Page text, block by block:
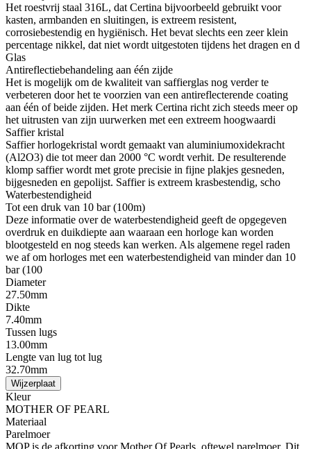
Het roestvrij staal 316L, dat Certina bijvoorbeeld gebruikt voor
kasten, armbanden en sluitingen, is extreem resistent,
corrosiebestendig en hygiënisch. Het bevat slechts een zeer klein
percentage nikkel, dat niet wordt uitgestoten tijdens het dragen en d
Glas
Antireflectiebehandeling aan één zijde
Het is mogelijk om de kwaliteit van saffierglas nog verder te
verbeteren door het te voorzien van een antireflecterende coating
aan één of beide zijden. Het merk Certina richt zich steeds meer op
het uitrusten van zijn uurwerken met een extreem hoogwaardi
Saffier kristal
Saffier horlogekristal wordt gemaakt van aluminiumoxidekracht
(Al2O3) die tot meer dan 2000 °C wordt verhit. De resulterende
klomp saffier wordt met grote precisie in fijne plakjes gesneden,
bijgesneden en gepolijst. Saffier is extreem krasbestendig, scho
Waterbestendigheid
Tot een druk van 10 bar (100m)
Deze informatie over de waterbestendigheid geeft de opgegeven
overdruk en duikdiepte aan waaraan een horloge kan worden
blootgesteld en nog steeds kan werken. Als algemene regel raden
we af om horloges met een waterbestendigheid van minder dan 10
bar (100
Diameter
27.50mm
Dikte
7.40mm
Tussen lugs
13.00mm
Lengte van lug tot lug
32.70mm
Wijzerplaat
Kleur
MOTHER OF PEARL
Materiaal
Parelmoer